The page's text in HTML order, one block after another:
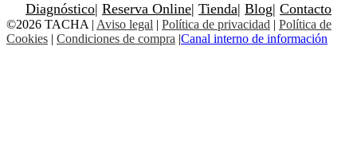
Diagnóstico| Reserva Online| Tienda| Blog| Contacto
©2026 TACHA | Aviso legal | Política de privacidad | Política de
Cookies | Condiciones de compra |Canal interno de información